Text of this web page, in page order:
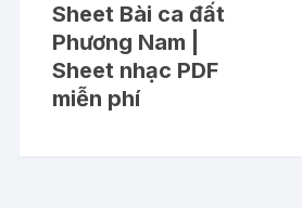
Sheet Bài ca đất
Phương Nam |
Sheet nhạc PDF
miễn phí